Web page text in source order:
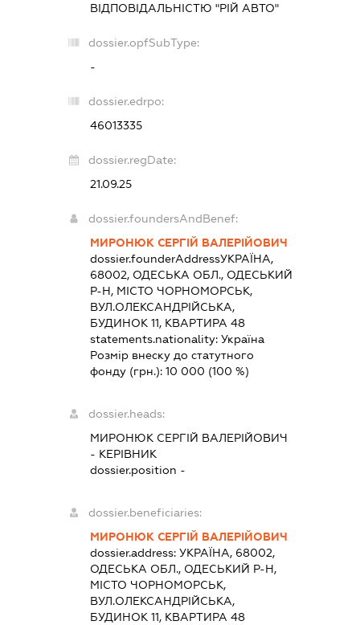
ВІДПОВІДАЛЬНІСТЮ "РІЙ АВТО"
dossier.opfSubType:
-
dossier.edrpo:
46013335
dossier.regDate:
21.09.25
dossier.foundersAndBenef:
МИРОНЮК СЕРГІЙ ВАЛЕРІЙОВИЧ
dossier.founderAddressУКРАЇНА,
68002, ОДЕСЬКА ОБЛ., ОДЕСЬКИЙ
Р-Н, МІСТО ЧОРНОМОРСЬК,
ВУЛ.ОЛЕКСАНДРІЙСЬКА,
БУДИНОК 11, КВАРТИРА 48
statements.nationality: Україна
Розмір внеску до статутного
фонду (грн.): 10 000 (100 %)
dossier.heads:
МИРОНЮК СЕРГІЙ ВАЛЕРІЙОВИЧ
- КЕРІВНИК
dossier.position -
dossier.beneficiaries:
МИРОНЮК СЕРГІЙ ВАЛЕРІЙОВИЧ
dossier.address: УКРАЇНА, 68002,
ОДЕСЬКА ОБЛ., ОДЕСЬКИЙ Р-Н,
МІСТО ЧОРНОМОРСЬК,
ВУЛ.ОЛЕКСАНДРІЙСЬКА,
БУДИНОК 11, КВАРТИРА 48